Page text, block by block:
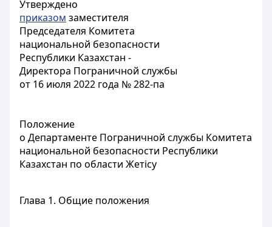
Утверждено
приказом заместителя
Председателя Комитета
национальной безопасности
Республики Казахстан -
Директора Пограничной службы
от 16 июля 2022 года № 282-па
Положение
о Департаменте Пограничной службы Комитета
национальной безопасности Республики
Казахстан по области Жетісу
Глава 1. Общие положения